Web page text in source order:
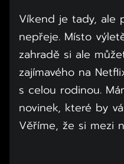
Víkend je tady, ale
nepřeje. Místo
zahradě si ale
zajímavého na
s celou rodinou.
novinek, které by
Věříme, že si mezi